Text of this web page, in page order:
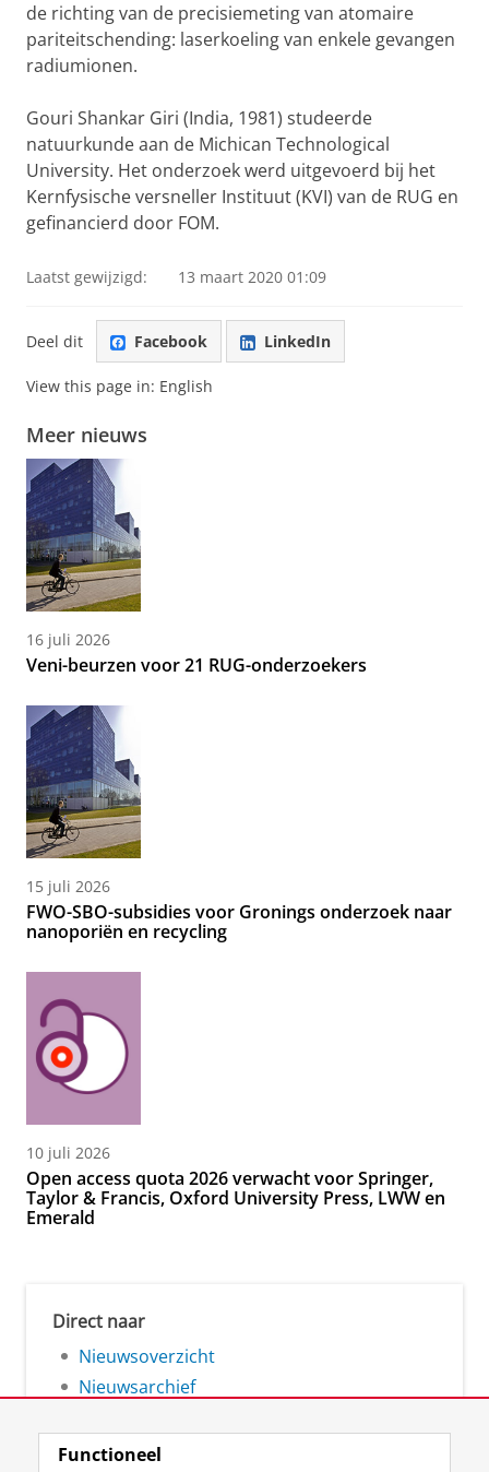
de richting van de precisiemeting van atomaire
pariteitschending: laserkoeling van enkele gevangen
radiumionen.
Gouri Shankar Giri (India, 1981) studeerde
natuurkunde aan de Michican Technological
University. Het onderzoek werd uitgevoerd bij het
Kernfysische versneller Instituut (KVI) van de RUG en
gefinancierd door FOM.
Laatst gewijzigd: 13 maart 2020 01:09
Deel dit Facebook LinkedIn
View this page in: English
Meer nieuws
16 juli 2026
Veni-beurzen voor 21 RUG-onderzoekers
15 juli 2026
FWO-SBO-subsidies voor Gronings onderzoek naar
nanoporiën en recycling
10 juli 2026
Open access quota 2026 verwacht voor Springer,
Taylor & Francis, Oxford University Press, LWW en
Emerald
Direct naar
Nieuwsoverzicht
Nieuwsarchief
Functioneel